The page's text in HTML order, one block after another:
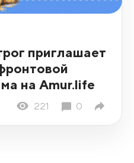
приглашает
на Amur.life
221 0